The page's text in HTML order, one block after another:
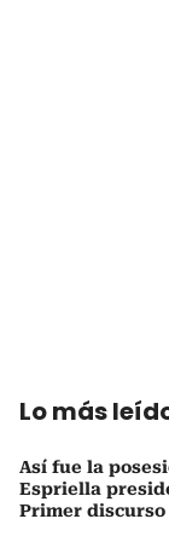
Lo más
Así fue la
Espriella
Primer